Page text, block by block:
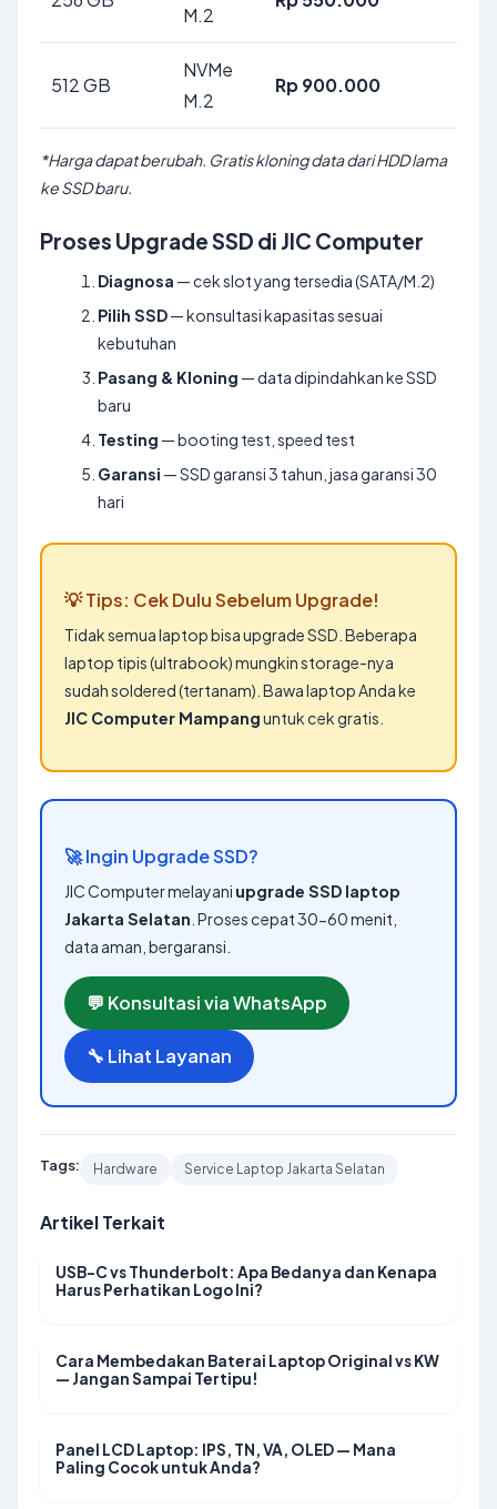
M.2
512 GB
NVMe
M.2
Rp 900.000
*Harga dapat berubah. Gratis kloning data dari HDD lama
ke SSD baru.
Proses Upgrade SSD di JIC Computer
Diagnosa — cek slot yang tersedia (SATA/M.2)
Pilih SSD— konsultasi kapasitas sesuai
kebutuhan
Pasang & Kloning — data dipindahkan ke SSD
baru
Testing — booting test, speed test
Garansi — SSD garansi 3 tahun, jasa garansi 30
hari
💡 Tips: Cek Dulu Sebelum Upgrade!
Tidak semua laptop bisa upgrade SSD. Beberapa
laptop tipis (ultrabook) mungkin storage-nya
sudah soldered (tertanam). Bawa laptop Anda ke
JIC Computer Mampanguntuk cek gratis.
🚀 Ingin Upgrade SSD?
JIC Computer melayani upgrade SSD laptop
Jakarta Selatan . Proses cepat 30-60 menit,
data aman, bergaransi.
💬 Konsultasi via WhatsApp
🔧 Lihat Layanan
Tags: Hardware Service Laptop Jakarta Selatan
Artikel Terkait
USB-C vs Thunderbolt: Apa Bedanya dan Kenapa
Harus Perhatikan Logo Ini?
Cara Membedakan Baterai Laptop Original vs KW
— Jangan Sampai Tertipu!
Panel LCD Laptop: IPS, TN, VA, OLED — Mana
Paling Cocok untuk Anda?